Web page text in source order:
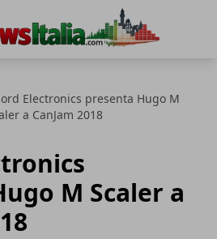
Electronics presenta Hugo M
a CanJam 2018
M Scaler a